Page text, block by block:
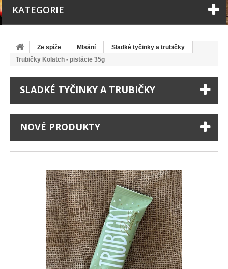
KATEGORIE
Ze spíže Mlsání
Sladké tyčinky a trubičky
Trubičky Kolatch - pistácie 35g
SLADKÉ TYČINKY A TRUBIČKY
NOVÉ PRODUKTY